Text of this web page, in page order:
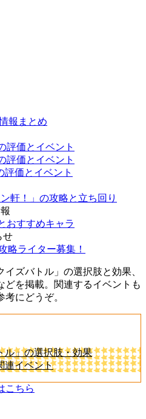
報まとめ
評価とイベント
評価とイベント
評価とイベント
軒！」の攻略と立ち回り
おすすめキャラ
せ
略ライター募集！
ズバトル」の選択肢と効果、
どを掲載。関連するイベントも
にどうぞ。
ル」の選択肢・効果
連イベント
こちら